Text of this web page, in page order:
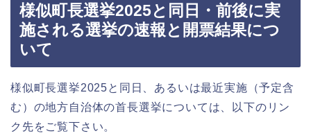
様似町長選挙2025と同日・前後に実
施される選挙の速報と開票結果につ
いて
様似町長選挙2025と同日、あるいは最近実施（予定含
む）の地方自治体の首長選挙については、以下のリン
ク先をご覧下さい。